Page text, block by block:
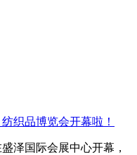
织品博览会开幕啦！
泽国际会展中心开幕，